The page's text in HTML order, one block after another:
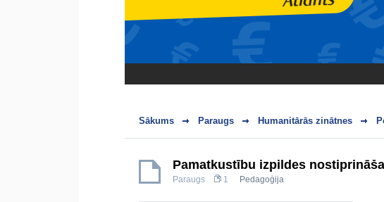
Sākums Paraugs Humanitārās zinātnes
Pamatkustību izpildes
Paraugs 1 Pedagoģija